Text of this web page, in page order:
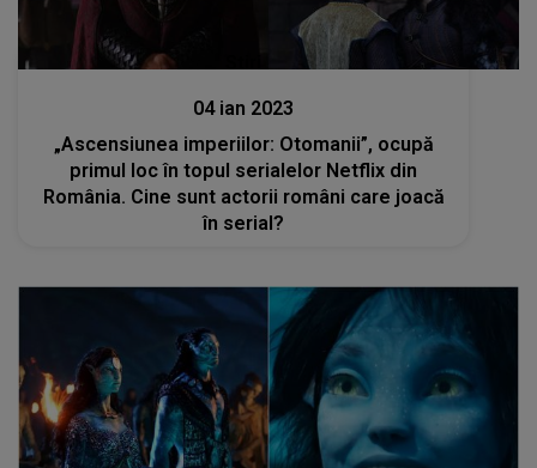
04 ian 2023
„Ascensiunea imperiilor: Otomanii”, ocupă
primul loc în topul serialelor Netflix din
România. Cine sunt actorii români care joacă
în serial?